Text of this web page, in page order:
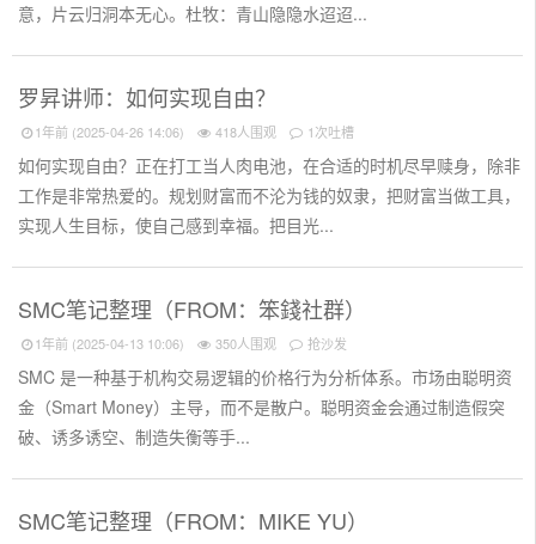
意，片云归洞本无心。杜牧：青山隐隐水迢迢...
罗昇讲师：如何实现自由？
1年前 (2025-04-26 14:06) 418人围观 1次吐槽
如何实现自由？正在打工当人肉电池，在合适的时机尽早赎身，除非
工作是非常热爱的。规划财富而不沦为钱的奴隶，把财富当做工具，
实现人生目标，使自己感到幸福。把目光...
SMC笔记整理（FROM：笨錢社群）
1年前 (2025-04-13 10:06) 350人围观 抢沙发
SMC 是一种基于机构交易逻辑的价格行为分析体系。市场由聪明资
金（Smart Money）主导，而不是散户。聪明资金会通过制造假突
破、诱多诱空、制造失衡等手...
SMC笔记整理（FROM：MIKE YU）